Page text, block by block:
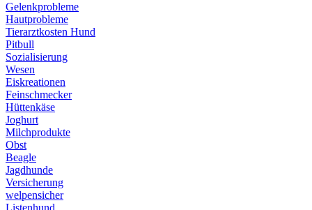
Gelenkprobleme
Hautprobleme
Tierarztkosten Hund
Pitbull
Sozialisierung
Wesen
Eiskreationen
Feinschmecker
Hüttenkäse
Joghurt
Milchprodukte
Obst
Beagle
Jagdhunde
Versicherung
welpensicher
Listenhund